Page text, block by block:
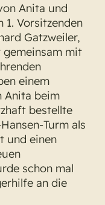
Anita und
1. Vorsitzenden
Gatzweiler,
mit
einem
Anita beim
bestellte
Turm als
und einen
schon mal
an die